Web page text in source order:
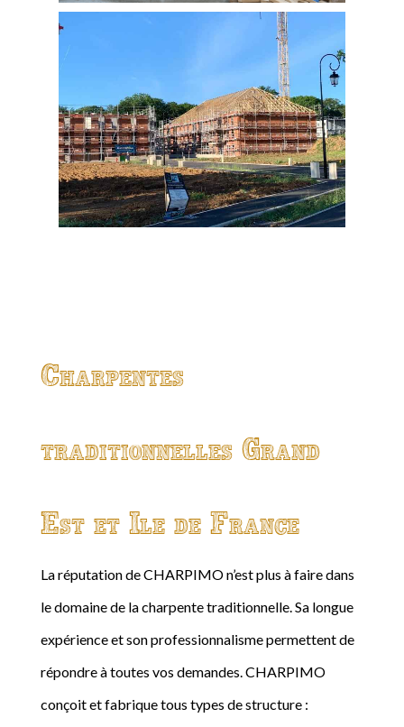
Charpentes
traditionnelles Grand
Est et Ile de France
La réputation de CHARPIMO n’est plus à faire dans
le domaine de la charpente traditionnelle. Sa longue
expérience et son professionnalisme permettent de
répondre à toutes vos demandes. CHARPIMO
conçoit et fabrique tous types de structure :